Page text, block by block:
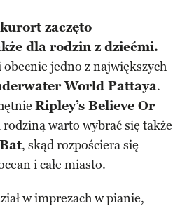
zaczęto
dla rodzin z dziećmi.
jedno z największych
World Pattaya.
Ripley’s Believe Or
rodziną warto wybrać się także
, skąd rozpościera się
i całe miasto.
w imprezach w pianie,